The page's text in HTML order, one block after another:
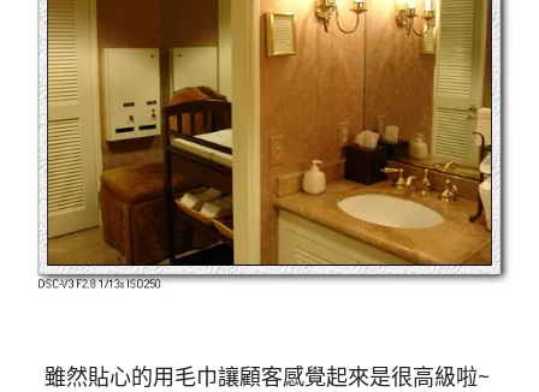
雖然貼心的用毛巾讓顧客感覺起來是很高級啦~